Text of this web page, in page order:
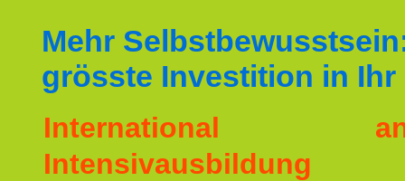
Mehr
grösste Investition in Ihr
International